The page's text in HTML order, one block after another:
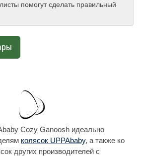
помогут сделать правильный
Cozy Ganoosh идеально
колясок UPPAbaby, а также ко
других производителей с